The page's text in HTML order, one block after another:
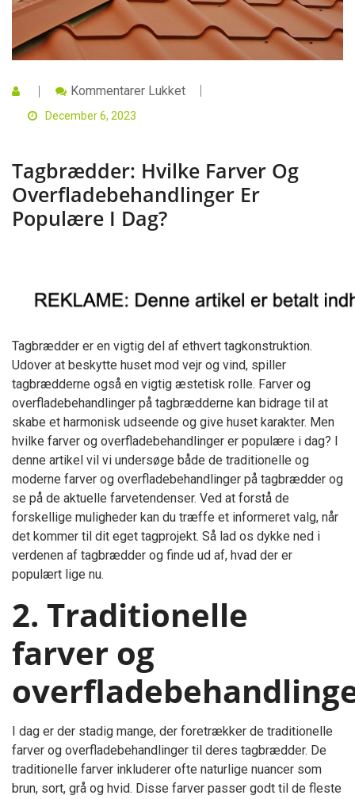
Kommentarer LukketTil
Er
Populære
I
Dag?
December 6, 2023
Tagbrædder: Hvilke Farver Og
Overfladebehandlinger Er
Populære I Dag?
Tagbrædder er en vigtig del af ethvert tagkonstruktion.
Udover at beskytte huset mod vejr og vind, spiller
tagbrædderne også en vigtig æstetisk rolle. Farver og
overfladebehandlinger på tagbrædderne kan bidrage til at
skabe et harmonisk udseende og give huset karakter. Men
hvilke farver og overfladebehandlinger er populære i dag? I
denne artikel vil vi undersøge både de traditionelle og
moderne farver og overfladebehandlinger på tagbrædder og
se på de aktuelle farvetendenser. Ved at forstå de
forskellige muligheder kan du træffe et informeret valg, når
det kommer til dit eget tagprojekt. Så lad os dykke ned i
verdenen af tagbrædder og finde ud af, hvad der er
populært lige nu.
2. Traditionelle
farver og
I dag er der stadig mange, der foretrækker de traditionelle
farver og overfladebehandlinger til deres tagbrædder. De
traditionelle farver inkluderer ofte naturlige nuancer som
brun, sort, grå og hvid. Disse farver passer godt til de fleste